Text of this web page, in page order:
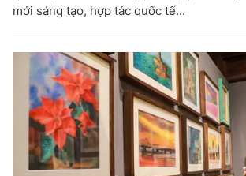
mới sáng tạo, hợp tác quốc tế...